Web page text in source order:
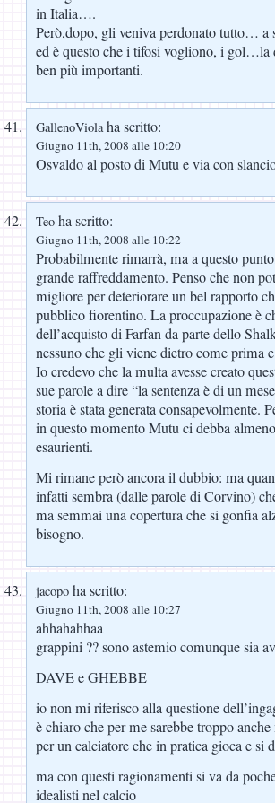
in Italia….
Però,dopo, gli veniva perdonato tutto… a
ed è questo che i tifosi vogliono, i gol…la
ben più importanti.
GallenoViolaha scritto:
Giugno 11th, 2008 alle 10:20
Osvaldo al posto di Mutu e via con
Teo ha scritto:
Giugno 11th, 2008 alle 10:22
Probabilmente rimarrà, ma a questo
grande raffreddamento. Penso che non
migliore per deteriorare un bel rapporto
pubblico fiorentino. La proccupazione è
dell’acquisto di Farfan da parte dello
nessuno che gli viene dietro come prima
Io credevo che la multa avesse creato
sue parole a dire “la sentenza è di un
storia è stata generata consapevolmente.
in questo momento Mutu ci debba
esaurienti.
Mi rimane però ancora il dubbio: ma
infatti sembra (dalle parole di Corvino)
ma semmai una copertura che si gonfia
bisogno.
jacopo ha scritto:
Giugno 11th, 2008 alle 10:27
ahhahahhaa
grappini ?? sono astemio comunque sia
DAVE e GHEBBE
io non mi riferisco alla questione
è chiaro che per me sarebbe troppo
per un calciatore che in pratica gioca e si
ma con questi ragionamenti si va da
idealisti nel calcio